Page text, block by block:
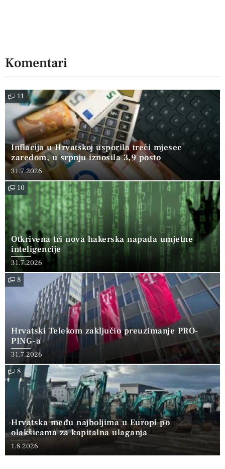
Komentari
11
Inflacija u Hrvatskoj usporila treći mjesec
zaredom, u srpnju iznosila 3,9 posto
31.7.2026
10
Otkrivena tri nova hakerska napada umjetne
inteligencije
31.7.2026
8
Hrvatski Telekom zaključio preuzimanje PRO-
PING-a
31.7.2026
8
Hrvatska među najboljima u Europi po
olakšicama za kapitalna ulaganja
1.8.2026